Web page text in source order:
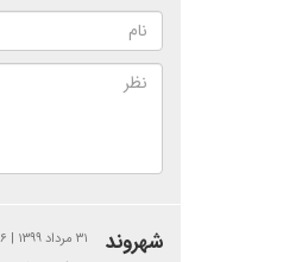
شهروند ۳۱ مرداد ۱۳۹۹ | ۱۴:۵۶